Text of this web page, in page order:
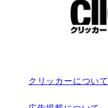
クリッカーについて